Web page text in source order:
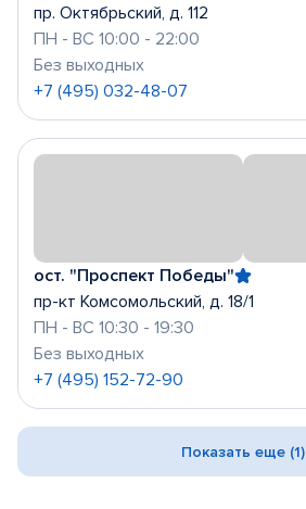
пр. Октябрьский, д. 112
ПН - ВС 10:00 - 22:00
Без выходных
+7 (495) 032-48-07
ост. "Проспект Победы"
пр-кт Комсомольский, д. 18/1
ПН - ВС 10:30 - 19:30
Без выходных
+7 (495) 152-72-90
Показать еще (1)